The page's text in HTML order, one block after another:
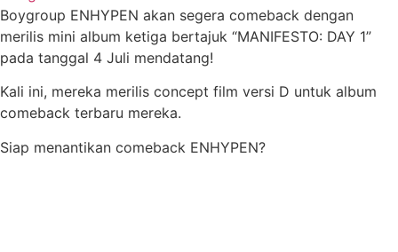
Boygroup ENHYPEN akan segera comeback dengan
merilis mini album ketiga bertajuk “MANIFESTO: DAY 1”
pada tanggal 4 Juli mendatang!
Kali ini, mereka merilis concept film versi D untuk album
comeback terbaru mereka.
Siap menantikan comeback ENHYPEN?